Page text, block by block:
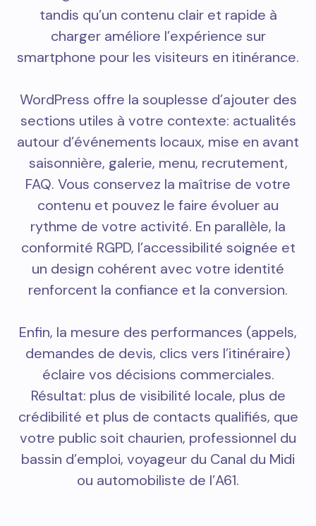
tandis qu’un contenu clair et rapide à
charger améliore l’expérience sur
smartphone pour les visiteurs en itinérance.
WordPress offre la souplesse d’ajouter des
sections utiles à votre contexte: actualités
autour d’événements locaux, mise en avant
saisonnière, galerie, menu, recrutement,
FAQ. Vous conservez la maîtrise de votre
contenu et pouvez le faire évoluer au
rythme de votre activité. En parallèle, la
conformité RGPD, l’accessibilité soignée et
un design cohérent avec votre identité
renforcent la confiance et la conversion.
Enfin, la mesure des performances (appels,
demandes de devis, clics vers l’itinéraire)
éclaire vos décisions commerciales.
Résultat: plus de visibilité locale, plus de
crédibilité et plus de contacts qualifiés, que
votre public soit chaurien, professionnel du
bassin d’emploi, voyageur du Canal du Midi
ou automobiliste de l’A61.